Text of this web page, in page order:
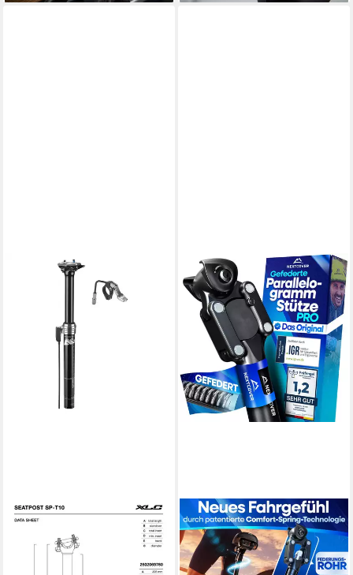
XLC
Sattelstütze, All MTN
Teleskopsattelstütze SP-T10,